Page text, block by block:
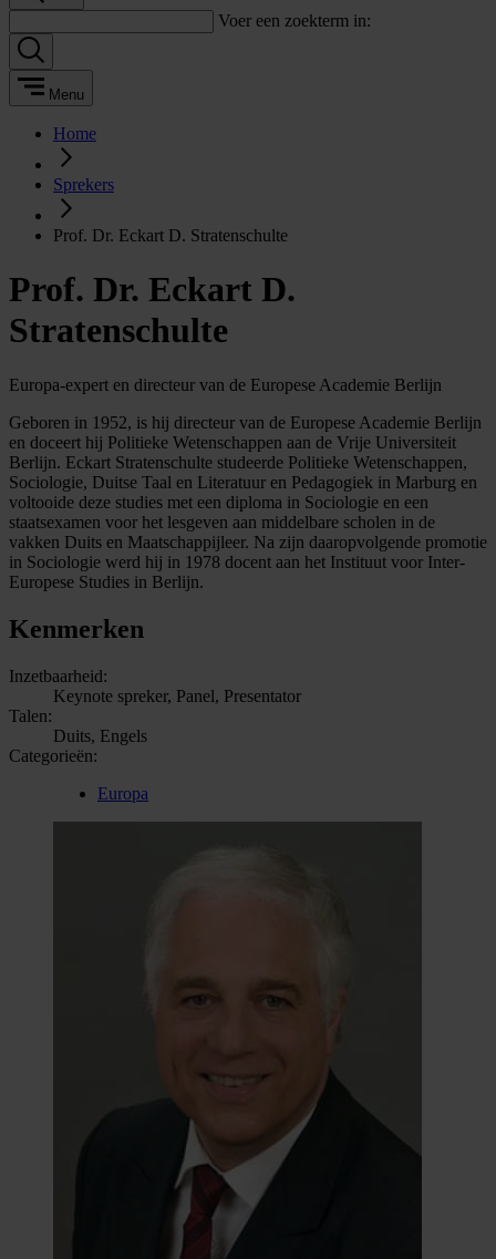
Voer een zoekterm in:
Menu
Home
Sprekers
Prof. Dr. Eckart D. Stratenschulte
Prof. Dr. Eckart D.
Stratenschulte
Europa-expert en directeur van de Europese Academie Berlijn
Geboren in 1952, is hij directeur van de Europese Academie Berlijn
en doceert hij Politieke Wetenschappen aan de Vrije Universiteit
Berlijn. Eckart Stratenschulte studeerde Politieke Wetenschappen,
Sociologie, Duitse Taal en Literatuur en Pedagogiek in Marburg en
voltooide deze studies met een diploma in Sociologie en een
staatsexamen voor het lesgeven aan middelbare scholen in de
vakken Duits en Maatschappijleer. Na zijn daaropvolgende promotie
in Sociologie werd hij in 1978 docent aan het Instituut voor Inter-
Europese Studies in Berlijn.
Kenmerken
Inzetbaarheid:
Keynote spreker, Panel, Presentator
Talen:
Duits, Engels
Categorieën:
Europa